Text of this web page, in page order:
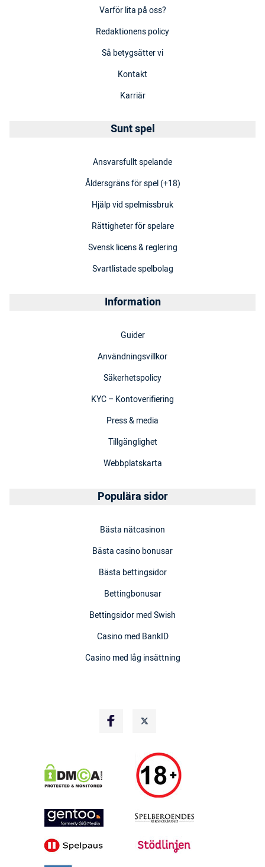
Varför lita på oss?
Redaktionens policy
Så betygsätter vi
Kontakt
Karriär
Sunt spel
Ansvarsfullt spelande
Åldersgräns för spel (+18)
Hjälp vid spelmissbruk
Rättigheter för spelare
Svensk licens & reglering
Svartlistade spelbolag
Information
Guider
Användningsvillkor
Säkerhetspolicy
KYC – Kontoverifiering
Press & media
Tillgänglighet
Webbplatskarta
Populära sidor
Bästa nätcasinon
Bästa casino bonusar
Bästa bettingsidor
Bettingbonusar
Bettingsidor med Swish
Casino med BankID
Casino med låg insättning